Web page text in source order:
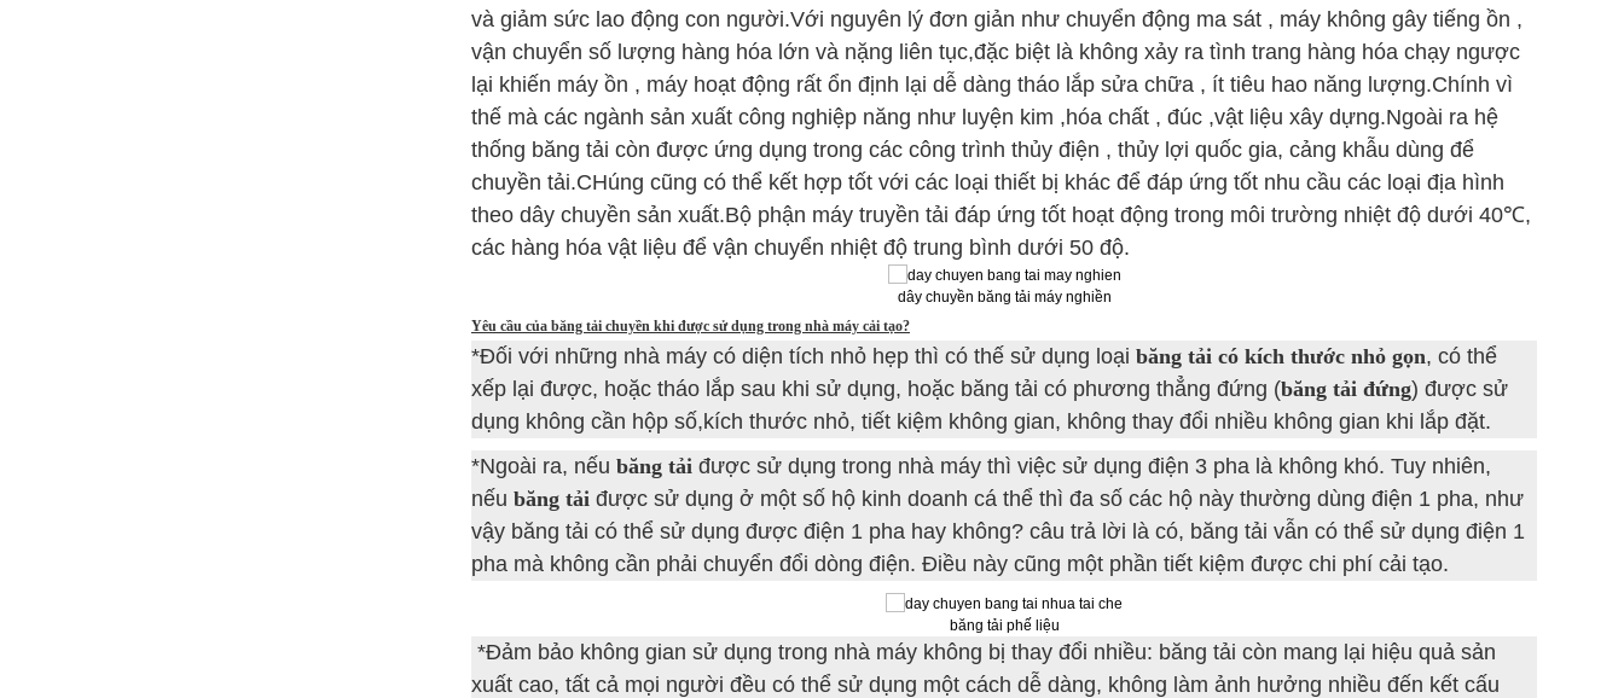
và giảm sức lao động con người.Với nguyên lý đơn giản như chuyển động ma sát , máy không gây tiếng ồn ,
vận chuyển số lượng hàng hóa lớn và nặng liên tục,đặc biệt là không xảy ra tình trang hàng hóa chạy ngược
lại khiến máy ồn , máy hoạt động rất ổn định lại dễ dàng tháo lắp sửa chữa , ít tiêu hao năng lượng.Chính vì
thế mà các ngành sản xuất công nghiệp năng như luyện kim ,hóa chất , đúc ,vật liệu xây dựng.Ngoài ra hệ
thống băng tải còn được ứng dụng trong các công trình thủy điện , thủy lợi quốc gia, cảng khẫu dùng để
chuyền tải.CHúng cũng có thể kết hợp tốt với các loại thiết bị khác để đáp ứng tốt nhu cầu các loại địa hình
theo dây chuyền sản xuất.Bộ phận máy truyền tải đáp ứng tốt hoạt động trong môi trường nhiệt độ dưới 40℃,
các hàng hóa vật liệu để vận chuyển nhiệt độ trung bình dưới 50 độ.
dây chuyền băng tải máy nghiền
Yêu cầu của băng tải chuyền khi được sử dụng trong nhà máy cải tạo?
*Đối với những nhà máy có diện tích nhỏ hẹp thì có thế sử dụng loại băng tải có kích thước nhỏ gọn, có thể
xếp lại được, hoặc tháo lắp sau khi sử dụng, hoặc băng tải có phương thẳng đứng (băng tải đứng) được sử
dụng không cần hộp số,kích thước nhỏ, tiết kiệm không gian, không thay đổi nhiều không gian khi lắp đặt.
*Ngoài ra, nếu băng tải được sử dụng trong nhà máy thì việc sử dụng điện 3 pha là không khó. Tuy nhiên,
nếu băng tải được sử dụng ở một số hộ kinh doanh cá thể thì đa số các hộ này thường dùng điện 1 pha, như
vậy băng tải có thể sử dụng được điện 1 pha hay không? câu trả lời là có, băng tải vẫn có thể sử dụng điện 1
pha mà không cần phải chuyển đổi dòng điện. Điều này cũng một phần tiết kiệm được chi phí cải tạo.
băng tải phế liệu
*Đảm bảo không gian sử dụng trong nhà máy không bị thay đổi nhiều: băng tải còn mang lại hiệu quả sản
xuất cao, tất cả mọi người đều có thể sử dụng một cách dễ dàng, không làm ảnh hưởng nhiều đến kết cấu